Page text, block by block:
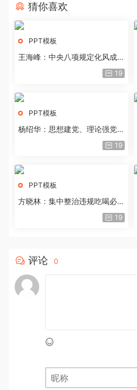
猜你喜欢
PPT模板
王海峰：中央八项规定化风成俗
19
PPT模板
杨绍华：思想建党、理论强党的
19
PPT模板
方晓林：集中整治违规吃喝必须
19
评论 0